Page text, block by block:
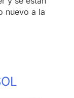
nuevo a la